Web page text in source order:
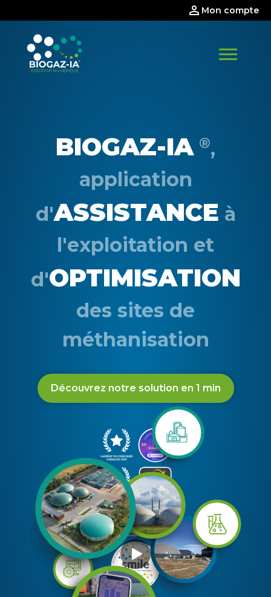
to
content
Mon compte
BIOGAZ-IA ®,
application
d'ASSISTANCE à
l'exploitation et
d'OPTIMISATION
des sites de
méthanisation
Découvrez notre solution en 1 min